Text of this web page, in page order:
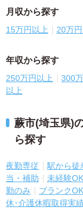
月収から探す
15万円以上 20万
年収から探す
250万円以上 300
以上
蕨市(埼玉県)
ら探す
夜勤専従 駅から徒
当・補助
未経験OK
勤のみ
ブランクOK
休･介護休暇取得実